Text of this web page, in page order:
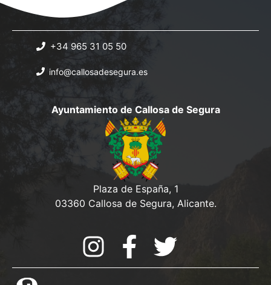
+34 965 31 05 50
info@callosadesegura.es
Ayuntamiento de Callosa de Segura
Plaza de España, 1
03360 Callosa de Segura, Alicante.